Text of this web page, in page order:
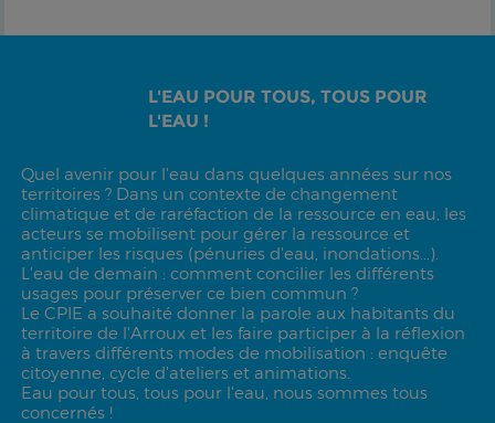
L'EAU POUR TOUS, TOUS POUR
L'EAU !
Quel avenir pour l'eau dans quelques années sur nos
territoires ? Dans un contexte de changement
climatique et de raréfaction de la ressource en eau, les
acteurs se mobilisent pour gérer la ressource et
anticiper les risques (pénuries d'eau, inondations...).
L'eau de demain : comment concilier les différents
usages pour préserver ce bien commun ?
Le CPIE a souhaité donner la parole aux habitants du
territoire de l'Arroux et les faire participer à la réflexion
à travers différents modes de mobilisation : enquête
citoyenne, cycle d'ateliers et animations.
Eau pour tous, tous pour l'eau, nous sommes tous
concernés !